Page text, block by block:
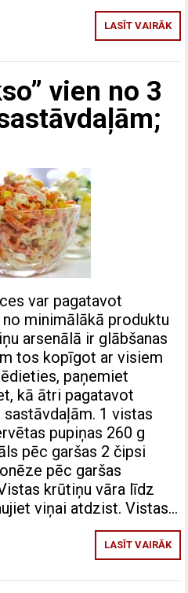
LASĪT VAIRĀK
vien no 3
var pagatavot
minimālākā produktu
arsenālā ir glābšanas
tos kopīgot ar visiem
paņemiet
kā ātri pagatavot
1 vistas
pupiņas 260 g
pēc garšas 2 čipsi
pēc garšas
krūtiņu vāra līdz
viņai atdzist. Vistas…
LASĪT VAIRĀK